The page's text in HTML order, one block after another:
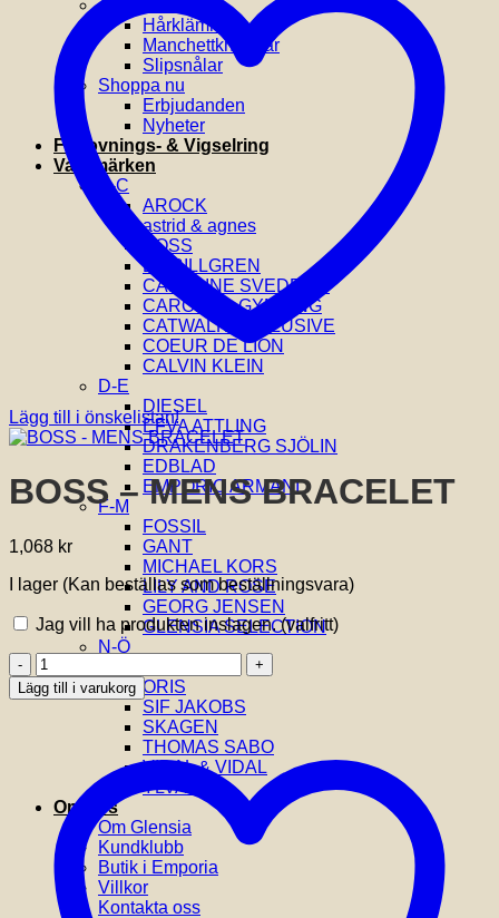
Accessoarer
Hårklämmor
Manchettknappar
Slipsnålar
Shoppa nu
Erbjudanden
Nyheter
Förlovnings- & Vigselring
Varumärken
A-C
AROCK
astrid & agnes
BOSS
BY BILLGREN
CAROLINE SVEDBOM
CAROLINA GYNNING
CATWALK EXCLUSIVE
COEUR DE LION
CALVIN KLEIN
D-E
DIESEL
EFVA ATTLING
DRAKENBERG SJÖLIN
EDBLAD
EMPORIO ARMANI
F-M
FOSSIL
GANT
MICHAEL KORS
LILY AND ROSE
GEORG JENSEN
GLENSIA SELECTION
N-Ö
ORIS
SIF JAKOBS
SKAGEN
THOMAS SABO
VIDAL & VIDAL
YLVA LI
Om oss
Om Glensia
Kundklubb
Butik i Emporia
Villkor
Kontakta oss
Lägg till i önskelistan!
BOSS – MENS BRACELET
1,068 kr
I lager (Kan beställas som beställningsvara)
Jag vill ha produkten inslagen.(valfritt)
BOSS
-
MENS
BRACELET
Lägg till i varukorg